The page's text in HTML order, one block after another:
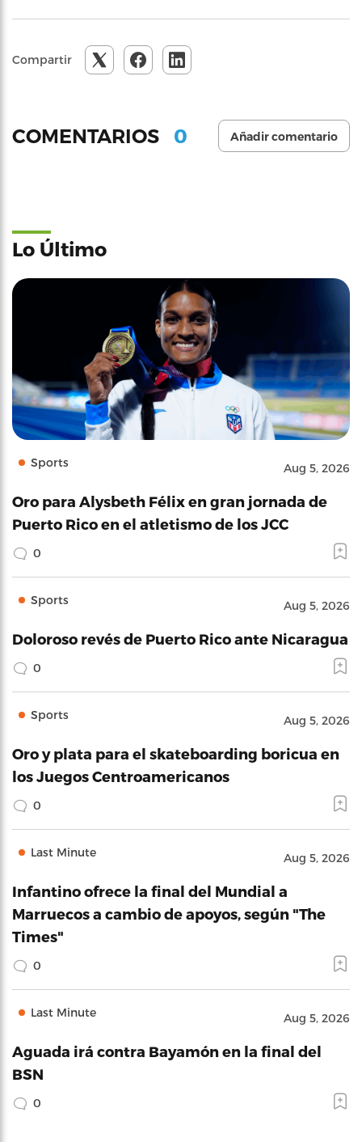
Compartir
COMENTARIOS 0 Añadir comentario
Lo Último
Sports Aug 5, 2026
Oro para Alysbeth Félix en gran jornada de
Puerto Rico en el atletismo de los JCC
0
Sports Aug 5, 2026
Doloroso revés de Puerto Rico ante Nicaragua
0
Sports Aug 5, 2026
Oro y plata para el skateboarding boricua en
los Juegos Centroamericanos
0
Last Minute Aug 5, 2026
Infantino ofrece la final del Mundial a
Marruecos a cambio de apoyos, según "The
Times"
0
Last Minute Aug 5, 2026
Aguada irá contra Bayamón en la final del
BSN
0